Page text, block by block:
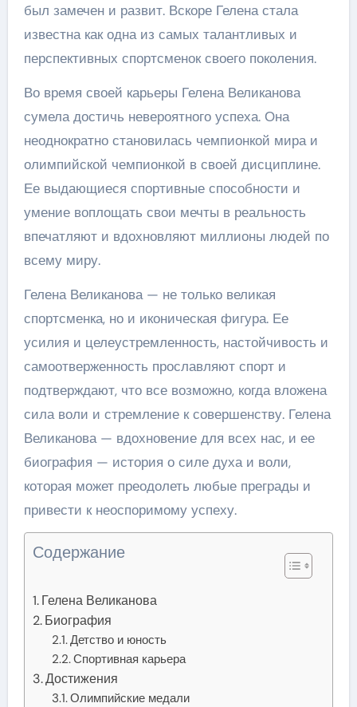
был замечен и развит. Вскоре Гелена стала
известна как одна из самых талантливых и
перспективных спортсменок своего поколения.
Во время своей карьеры Гелена Великанова
сумела достичь невероятного успеха. Она
неоднократно становилась чемпионкой мира и
олимпийской чемпионкой в своей дисциплине.
Ее выдающиеся спортивные способности и
умение воплощать свои мечты в реальность
впечатляют и вдохновляют миллионы людей по
всему миру.
Гелена Великанова — не только великая
спортсменка, но и иконическая фигура. Ее
усилия и целеустремленность, настойчивость и
самоотверженность прославляют спорт и
подтверждают, что все возможно, когда вложена
сила воли и стремление к совершенству. Гелена
Великанова — вдохновение для всех нас, и ее
биография — история о силе духа и воли,
которая может преодолеть любые преграды и
привести к неоспоримому успеху.
Содержание
Гелена Великанова
Биография
Детство и юность
Спортивная карьера
Достижения
Олимпийские медали